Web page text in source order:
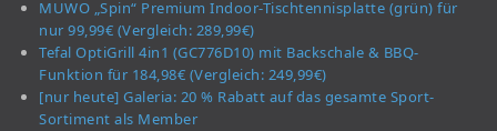
MUWO „Spin“ Premium Indoor-Tischtennisplatte (grün) für
nur 99,99€ (Vergleich: 289,99€)
Tefal OptiGrill 4in1 (GC776D10) mit Backschale & BBQ-
Funktion für 184,98€ (Vergleich: 249,99€)
[nur heute] Galeria: 20 % Rabatt auf das gesamte Sport-
Sortiment als Member